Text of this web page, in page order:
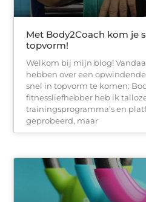
Met Body2Coach kom je
topvorm!
Welkom bij mijn blog!
hebben over een
snel in topvorm te komen:
fitnessliefhebber heb ik
trainingsprogramma’s en
geprobeerd, maar